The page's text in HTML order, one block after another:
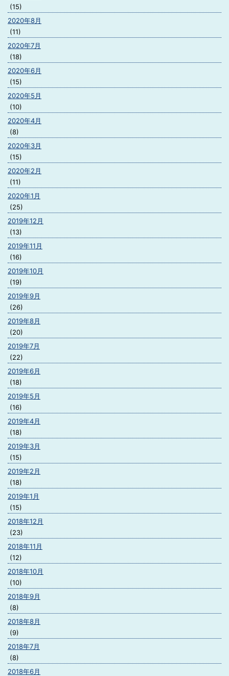
(15)
2020年8月
(11)
2020年7月
(18)
2020年6月
(15)
2020年5月
(10)
2020年4月
(8)
2020年3月
(15)
2020年2月
(11)
2020年1月
(25)
2019年12月
(13)
2019年11月
(16)
2019年10月
(19)
2019年9月
(26)
2019年8月
(20)
2019年7月
(22)
2019年6月
(18)
2019年5月
(16)
2019年4月
(18)
2019年3月
(15)
2019年2月
(18)
2019年1月
(15)
2018年12月
(23)
2018年11月
(12)
2018年10月
(10)
2018年9月
(8)
2018年8月
(9)
2018年7月
(8)
2018年6月